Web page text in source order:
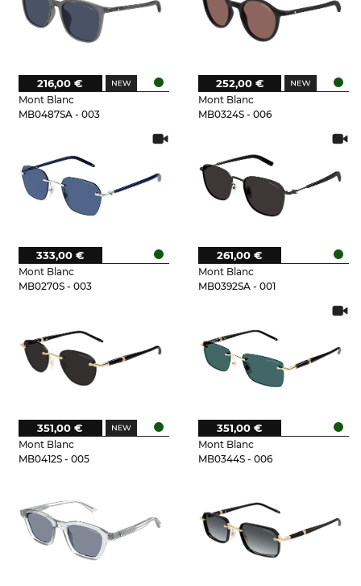
Mont Blanc
MB0487SA - 003
216,00 €
Mont Blanc
MB0324S - 006
252,00 €
Mont Blanc
MB0270S - 003
333,00 €
Mont Blanc
MB0392SA - 001
261,00 €
Mont Blanc
MB0412S - 005
351,00 €
Mont Blanc
MB0344S - 006
351,00 €